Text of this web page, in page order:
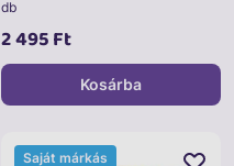
db
2 495 Ft
Kosárba
Saját márkás